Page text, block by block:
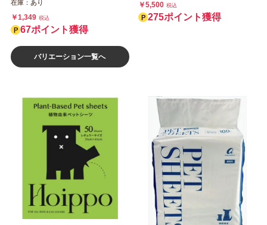
在庫：あり
￥1,349 税込
67ポイント獲得
バリエーション一覧へ
￥5,500 税込
275ポイント獲得